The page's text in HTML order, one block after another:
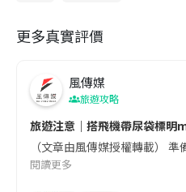
更多真實評價
風傳媒
旅遊攻略
旅遊注意｜搭飛機帶尿袋標明
（文章由風傳媒授權轉載）
閱讀更多